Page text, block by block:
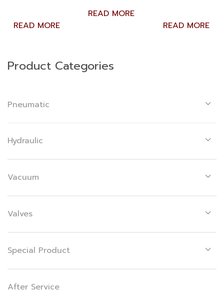
READ MORE
READ MORE
READ MORE
Product Categories
Pneumatic
Hydraulic
Vacuum
Valves
Special Product
After Service